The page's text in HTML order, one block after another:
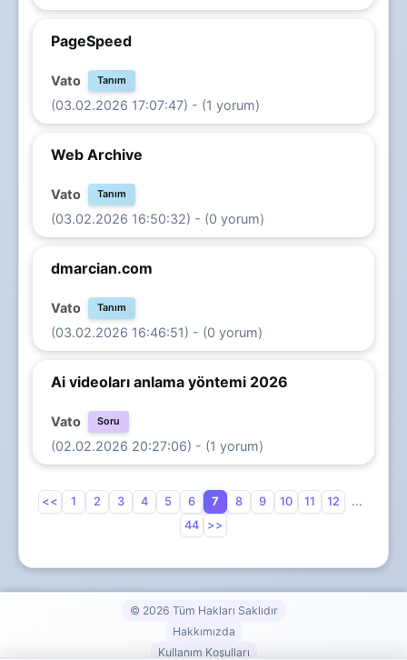
PageSpeed
Vato Tanım
(03.02.2026 17:07:47) - (1 yorum)
Web Archive
Vato Tanım
(03.02.2026 16:50:32) - (0 yorum)
dmarcian.com
Vato Tanım
(03.02.2026 16:46:51) - (0 yorum)
Ai videoları anlama yöntemi 2026
Vato Soru
(02.02.2026 20:27:06) - (1 yorum)
<< 1 2 3 4 5 6 7 8 9 10 11 12
...
44
>>
© 2026 Tüm Hakları Saklıdır
Hakkımızda
Kullanım Koşulları